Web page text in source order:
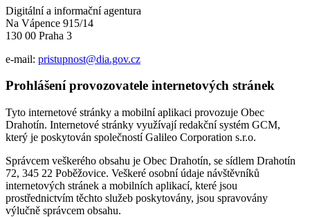
Digitální a informační agentura
Na Vápence 915/14
130 00 Praha 3
e-mail: pristupnost@dia.gov.cz
Prohlášení provozovatele internetových stránek
Tyto internetové stránky a mobilní aplikaci provozuje Obec
Drahotín. Internetové stránky využívají redakční systém GCM,
který je poskytován společností Galileo Corporation s.r.o.
Správcem veškerého obsahu je Obec Drahotín, se sídlem Drahotín
72, 345 22 Poběžovice. Veškeré osobní údaje návštěvníků
internetových stránek a mobilních aplikací, které jsou
prostřednictvím těchto služeb poskytovány, jsou spravovány
výlučně správcem obsahu.